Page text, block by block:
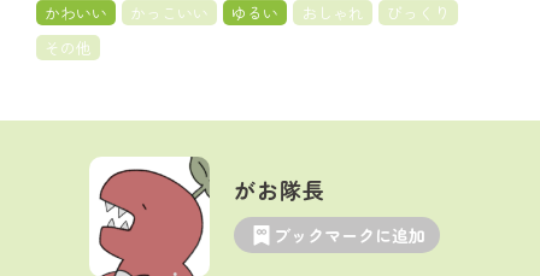
かわいい
かっこいい ゆるい おしゃれ
びっくり
その他
がお隊長
ブックマークに追加